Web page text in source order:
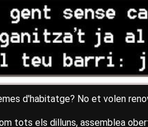
d'habitatge? No et volen
tots els dilluns, assemblea